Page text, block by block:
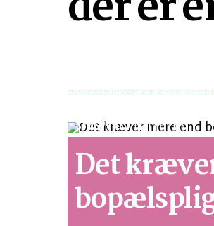
SYNSPUNKTLÆSETID 2 MIN.
Det